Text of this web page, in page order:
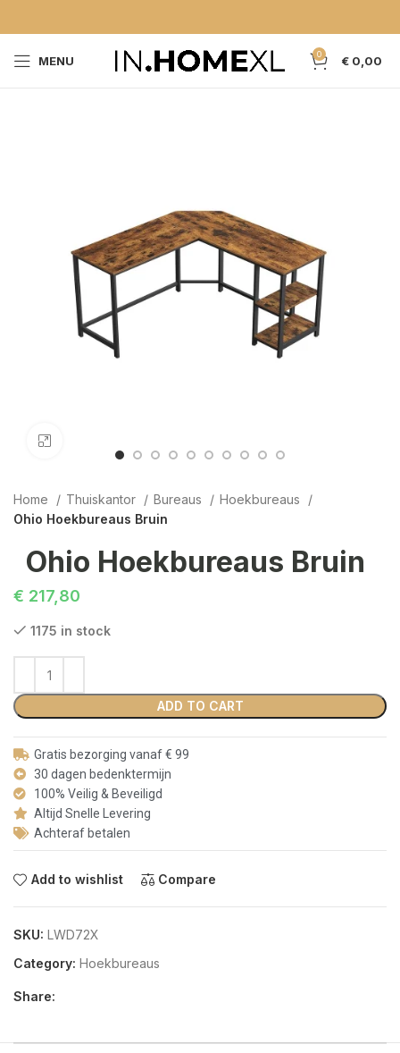
MENU 0 € 0,00
Home Thuiskantor Bureaus
Hoekbureaus
Ohio Hoekbureaus Bruin
Ohio Hoekbureaus Bruin
€ 217,80
1175 in stock
ADD TO CART
Gratis bezorging vanaf € 99
30 dagen bedenktermijn
100% Veilig & Beveiligd
Altijd Snelle Levering
Achteraf betalen
Add to wishlist Compare
SKU: LWD72X
Category: Hoekbureaus
Share: